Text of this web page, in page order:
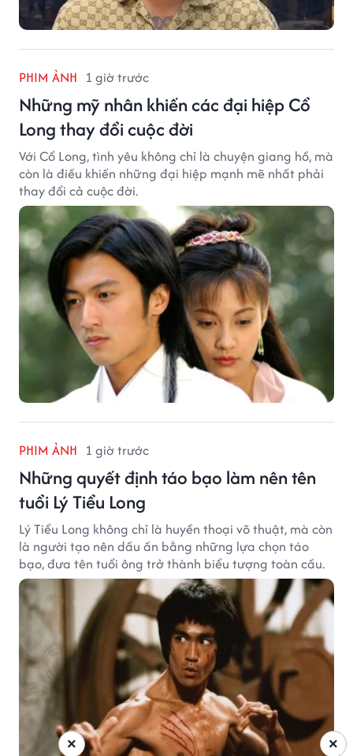
PHIM ẢNH 1 giờ trước
Những mỹ nhân khiến các đại hiệp Cổ
Long thay đổi cuộc đời
Với Cổ Long, tình yêu không chỉ là chuyện giang hồ, mà
còn là điều khiến những đại hiệp mạnh mẽ nhất phải
thay đổi cả cuộc đời.
PHIM ẢNH 1 giờ trước
Những quyết định táo bạo làm nên tên
tuổi Lý Tiểu Long
Lý Tiểu Long không chỉ là huyền thoại võ thuật, mà còn
là người tạo nên dấu ấn bằng những lựa chọn táo
bạo, đưa tên tuổi ông trở thành biểu tượng toàn cầu.
×
×